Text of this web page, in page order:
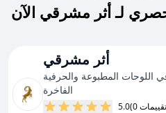
أثر مشرقي
المطبوعة والحرفية
الفاخرة
5.0